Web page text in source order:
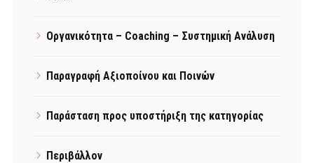
Οργανικότητα – Coaching – Συστημική Ανάλυση
Παραγραφή Αξιοποίνου και Ποινών
Παράσταση προς υποστήριξη της κατηγορίας
Περιβάλλον